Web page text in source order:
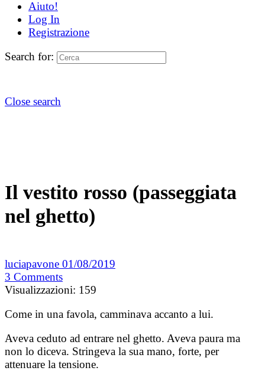
Aiuto!
Log In
Registrazione
Search for:
Close search
Il vestito rosso (passeggiata
nel ghetto)
luciapavone 01/08/2019
3 Comments
Visualizzazioni: 159
Come in una favola, camminava accanto a lui.
Aveva ceduto ad entrare nel ghetto. Aveva paura ma
non lo diceva. Stringeva la sua mano, forte, per
attenuare la tensione.